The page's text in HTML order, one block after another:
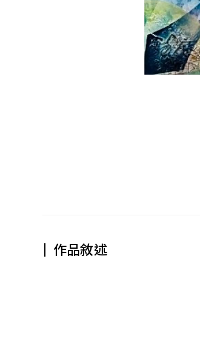
作品敘述